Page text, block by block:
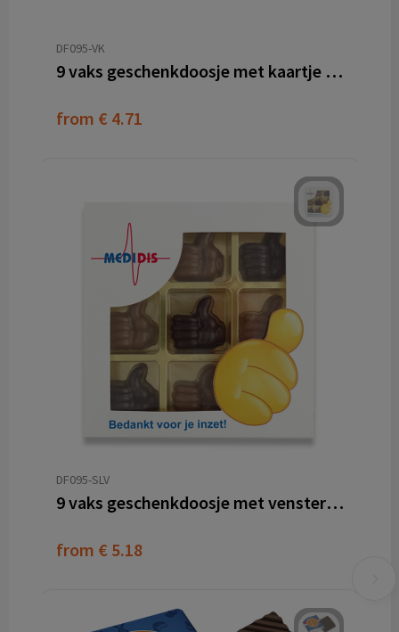
DF095-VK
9 vaks geschenkdoosje met kaartje aan strik
from € 4.71
DF095-SLV
9 vaks geschenkdoosje met venster sleeve
from € 5.18